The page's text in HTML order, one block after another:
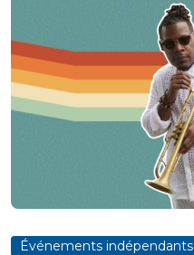
Événements indépendants